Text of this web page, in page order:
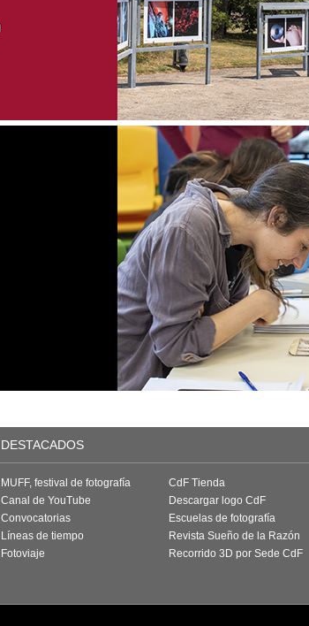
DESTACADOS
MUFF, festival de fotografía
Canal de YouTube
Convocatorias
Líneas de tiempo
Fotoviaje
CdF Tienda
Descargar logo CdF
Escuelas de fotografía
Revista Sueño de la Razón
Recorrido 3D por Sede CdF